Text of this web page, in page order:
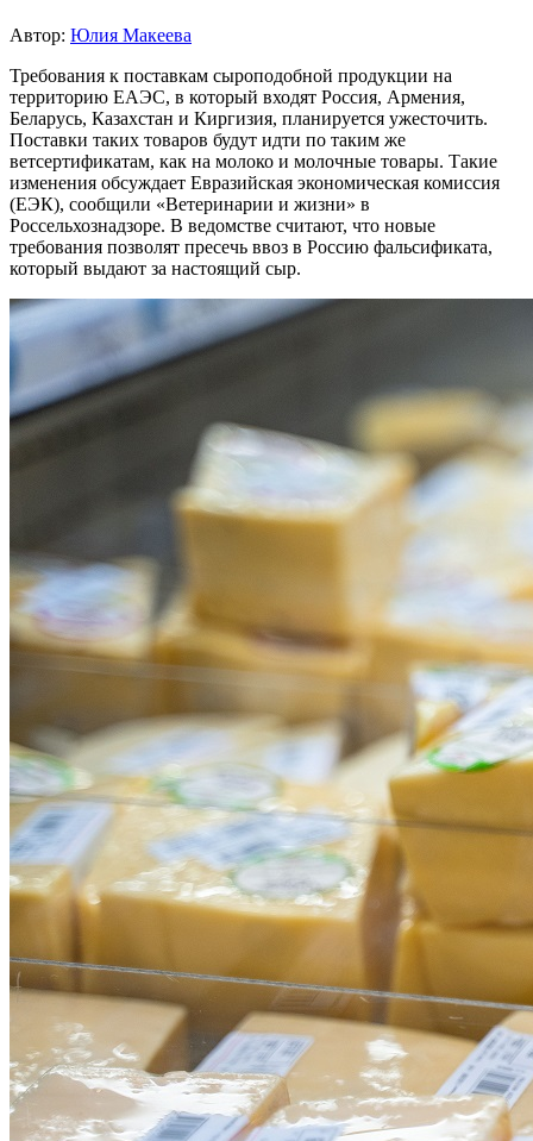
Автор: Юлия Макеева
Требования к поставкам сыроподобной продукции на
территорию ЕАЭС, в который входят Россия, Армения,
Беларусь, Казахстан и Киргизия, планируется ужесточить.
Поставки таких товаров будут идти по таким же
ветсертификатам, как на молоко и молочные товары. Такие
изменения обсуждает Евразийская экономическая комиссия
(ЕЭК), сообщили «Ветеринарии и жизни» в
Россельхознадзоре. В ведомстве считают, что новые
требования позволят пресечь ввоз в Россию фальсификата,
который выдают за настоящий сыр.